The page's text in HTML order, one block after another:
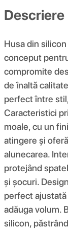
Descriere
Husa din
conceput
compromite
de înaltă
perfect între
Caracteristici
moale, cu un
atingere și
alunecarea.
protejând
și șocuri.
perfect
adăuga volum.
silicon,